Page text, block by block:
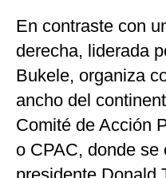
En contraste con
derecha, liderada
Bukele, organiza
ancho del
Comité de Acción
o CPAC, donde